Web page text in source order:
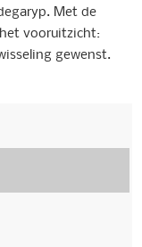
Met de
vooruitzicht:
gewenst.